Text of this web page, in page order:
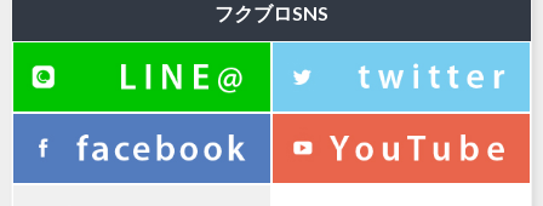
フクブロSNS